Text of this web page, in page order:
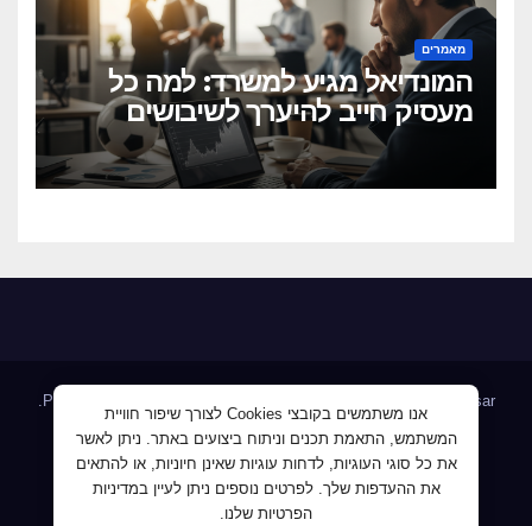
מאמרים
המונדיאל מגיע למשרד: למה כל
מעסיק חייב להיערך לשיבושים
הקרובים
Proudly powered by WordPress Themeansar
HomeAllJobs – אלפי מעסיקים ומועמדים Blog
JobMaster דרושים ומחפשי עבודה Jobnet אתר מודעות הדרושים
אודותג'וב קרוב – לעבוד קרוב לבית
אנו משתמשים בקובצי Cookies לצורך שיפור חוויית
המשתמש, התאמת תכנים וניתוח ביצועים באתר. ניתן לאשר
את כל סוגי העוגיות, לדחות עוגיות שאינן חיוניות, או להתאים
את ההעדפות שלך. לפרטים נוספים ניתן לעיין במדיניות
הפרטיות שלנו.